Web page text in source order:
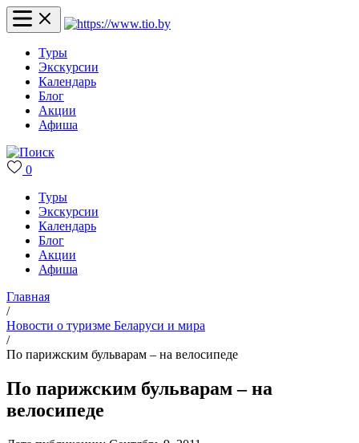
Туры
Экскурсии
Календарь
Блог
Акции
Афиша
0
Туры
Экскурсии
Календарь
Блог
Акции
Афиша
Главная
/
Новости о туризме Беларуси и мира
/
По парижским бульварам – на велосипеде
По парижским бульварам – на
велосипеде